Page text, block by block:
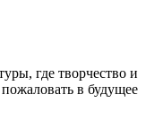
где творчество и
в будущее